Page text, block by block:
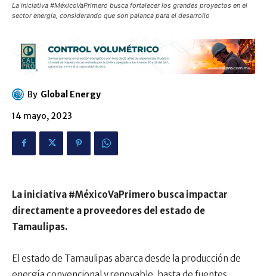
La iniciativa #MéxicoVaPrimero busca fortalecer los grandes proyectos en el
sector energía, considerando que son palanca para el desarrollo
By Global Energy
14 mayo, 2023
La iniciativa #MéxicoVaPrimero busca impactar
directamente a proveedores del estado de
Tamaulipas.
El estado de Tamaulipas abarca desde la producción de